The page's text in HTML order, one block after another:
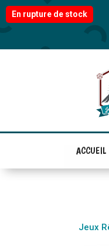
ACCUEIL
En rupture de stock
Jeux